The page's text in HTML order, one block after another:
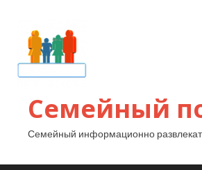
Семейный
Семейный информационно